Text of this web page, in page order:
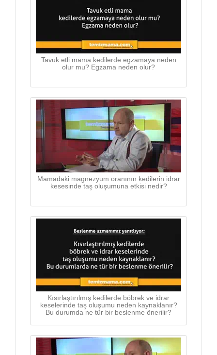
Tavuk etli mama kedilerde egzamaya neden
olur mu? Egzama neden olur?
Mamadaki magnezyum oranının kedilerin idrar
kesesinde taş oluşumuna etkisi nedir?
Kısırlaştırılmış kedilerde böbrek ve idrar
keselerinde taş oluşumu neden kaynaklanır?
Bu durumda ne tür bir beslenme önerilir?